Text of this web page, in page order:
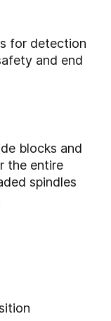
for detection
and end
blocks and
the entire
spindles